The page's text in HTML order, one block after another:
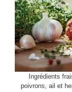
Ingrédients
poivrons, ail et